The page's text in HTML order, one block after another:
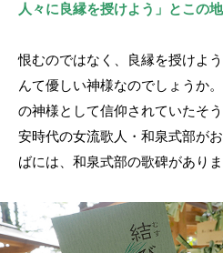
人々に良縁を授けよう」とこの
恨むのではなく、良縁を授けよ
んて優しい神様なのでしょうか
の神様として信仰されていたそ
安時代の女流歌人・和泉式部が
ばには、和泉式部の歌碑がありま